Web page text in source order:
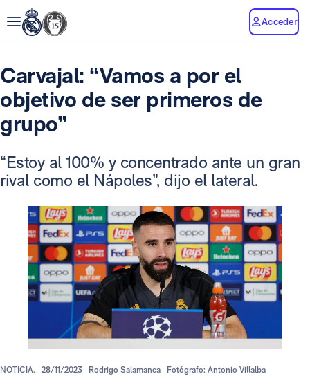
Acceder
Carvajal: “Vamos a por el
objetivo de ser primeros de
grupo”
“Estoy al 100% y concentrado ante un gran
rival como el Nápoles”, dijo el lateral.
NOTICIA. 28/11/2023 Rodrigo Salamanca Fotógrafo: Antonio Villalba